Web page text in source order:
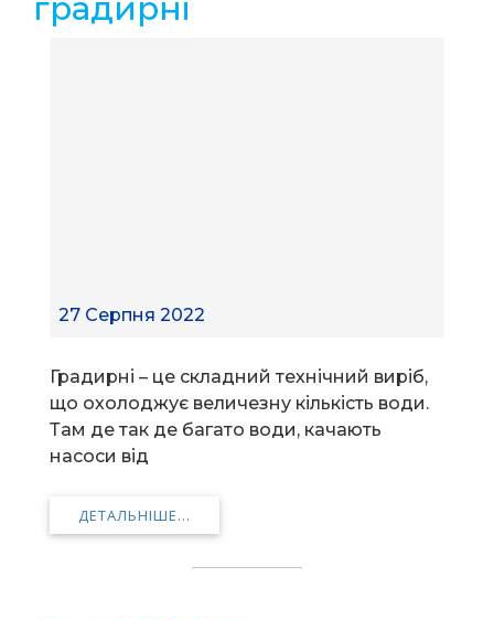
градирні
27 Серпня 2022
Градирні – це складний технічний виріб,
що охолоджує величезну кількість води.
Там де так де багато води, качають
насоси від
ДЕТАЛЬНІШЕ...